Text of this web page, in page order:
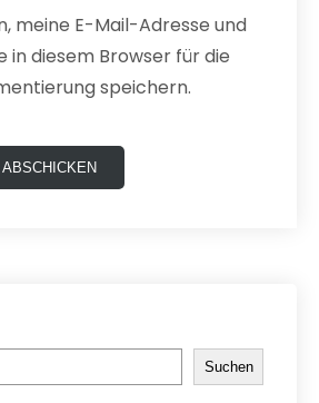
meine E-Mail-Adresse und
in diesem Browser für die
speichern.
Suchen